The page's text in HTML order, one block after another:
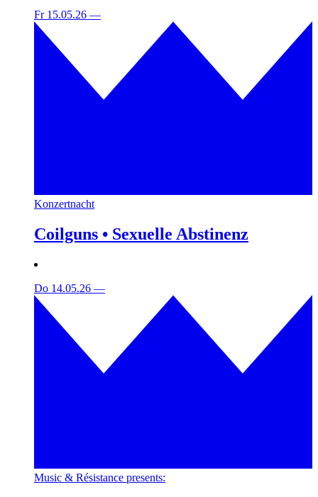
Fr 15.05.26 —
Konzertnacht
Coilguns • Sexuelle Abstinenz
Do 14.05.26 —
Music & Résistance presents: